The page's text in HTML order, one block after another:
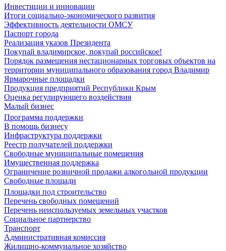
Инвестиции и инновации
Итоги социально-экономического развития
Эффективность деятельности ОМСУ
Паспорт города
Реализация указов Президента
Покупай владимирское, покупай российское!
Порядок размещения нестационарных торговых объектов на
территории муниципального образования город Владимир
Ярмарочные площадки
Продукция предприятий Республики Крым
Оценка регулирующего воздействия
Малый бизнес
Программа поддержки
В помощь бизнесу
Инфраструктура поддержки
Реестр получателей поддержки
Свободные муниципальные помещения
Имущественная поддержка
Ограничение розничной продажи алкогольной продукции
Свободные площади
Площадки под строительство
Перечень свободных помещений
Перечень неиспользуемых земельных участков
Социальное партнерство
Транспорт
Административная комиссия
Жилищно-коммунальное хозяйство